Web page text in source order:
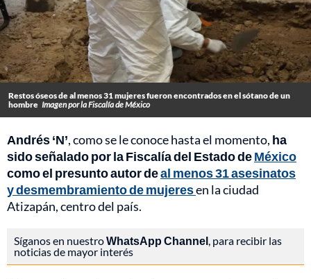
Restos óseos de al menos 31 mujeres fueron encontrados en el sótano de un
hombre Imagen por la Fiscalía de México
Andrés ‘N’, como se le conoce hasta el momento, ha
sido señalado por la Fiscalía del Estado deMéxico
como el presunto autor deal menos 31 asesinatos
y desmembramiento de mujeresen la ciudad
Atizapán, centro del país.
Síganos en nuestroWhatsApp Channel, para recibir las
noticias de mayor interés